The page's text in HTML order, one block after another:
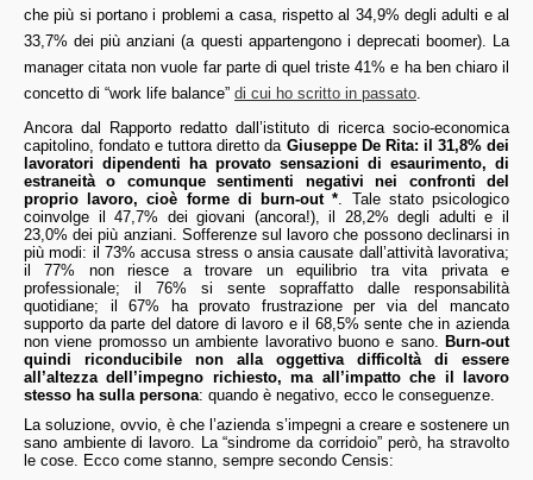
che più si portano i problemi a casa, rispetto al 34,9% degli adulti e al
33,7% dei più anziani (a questi appartengono i deprecati boomer). La
manager citata non vuole far parte di quel triste 41% e ha ben chiaro il
concetto di “work life balance” di cui ho scritto in passato.
Ancora dal Rapporto redatto dall’istituto di ricerca socio-economica
capitolino, fondato e tuttora diretto da Giuseppe De Rita: il 31,8% dei
lavoratori dipendenti ha provato sensazioni di esaurimento, di
estraneità o comunque sentimenti negativi nei confronti del
proprio lavoro, cioè forme di burn-out *. Tale stato psicologico
coinvolge il 47,7% dei giovani (ancora!), il 28,2% degli adulti e il
23,0% dei più anziani. Sofferenze sul lavoro che possono declinarsi in
più modi: il 73% accusa stress o ansia causate dall’attività lavorativa;
il 77% non riesce a trovare un equilibrio tra vita privata e
professionale; il 76% si sente sopraffatto dalle responsabilità
quotidiane; il 67% ha provato frustrazione per via del mancato
supporto da parte del datore di lavoro e il 68,5% sente che in azienda
non viene promosso un ambiente lavorativo buono e sano. Burn-out
quindi riconducibile non alla oggettiva difficoltà di essere
all’altezza dell’impegno richiesto, ma all’impatto che il lavoro
stesso ha sulla persona: quando è negativo, ecco le conseguenze.
La soluzione, ovvio, è che l’azienda s’impegni a creare e sostenere un
sano ambiente di lavoro. La “sindrome da corridoio” però, ha stravolto
le cose. Ecco come stanno, sempre secondo Censis: